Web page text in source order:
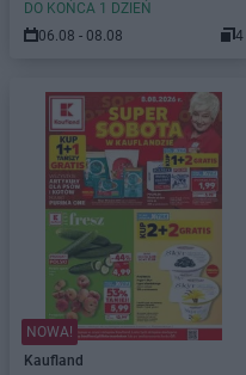
DO KOŃCA 1 DZIEŃ
06.08 - 08.08
4
NOWA!
Kaufland